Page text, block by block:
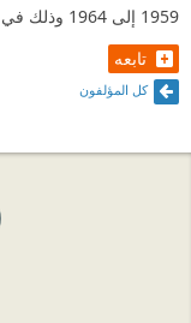
1959 إلى 1964 وذلك في سياق حملة شنّها جمال
تابعه
كل المؤلفون